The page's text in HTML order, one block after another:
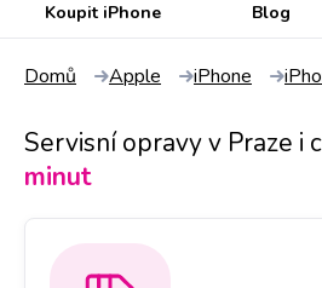
Koupit iPhone
Blog
Domů Apple iPhone
Servisní opravy v Praze i
minut